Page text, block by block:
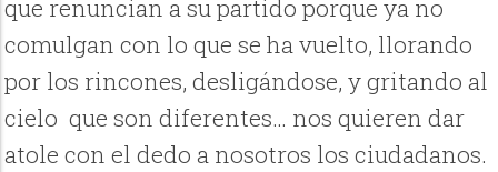
que renuncian a su partido porque ya no
comulgan con lo que se ha vuelto, llorando
por los rincones, desligándose, y gritando al
cielo que son diferentes… nos quieren dar
atole con el dedo a nosotros los ciudadanos.